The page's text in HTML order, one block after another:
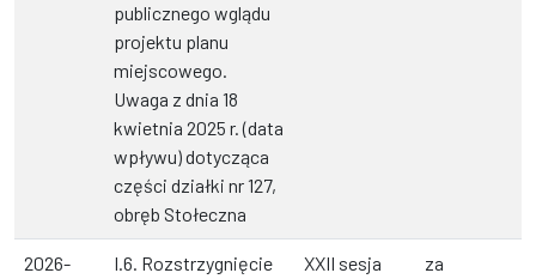
publicznego wglądu
projektu planu
miejscowego.
Uwaga z dnia 18
kwietnia 2025 r. (data
wpływu) dotycząca
części działki nr 127,
obręb Stołeczna
2026-
I.6. Rozstrzygnięcie
XXII sesja
za